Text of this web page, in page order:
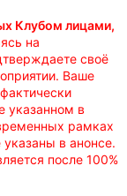
Клубом лицами,
на
своё
Ваше
указанном в
рамках
в анонсе.
после 100%